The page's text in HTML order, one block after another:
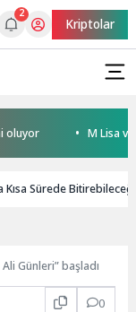
2
Kriptolar
M Lisa ve
Kısa Sürede
Günleri” başladı
0